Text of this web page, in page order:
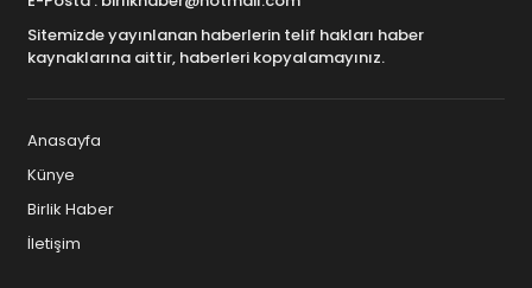
Sitemizde yayınlanan haberlerin telif hakları haber
kaynaklarına aittir, haberleri kopyalamayınız.
Anasayfa
Künye
Birlik Haber
İletişim